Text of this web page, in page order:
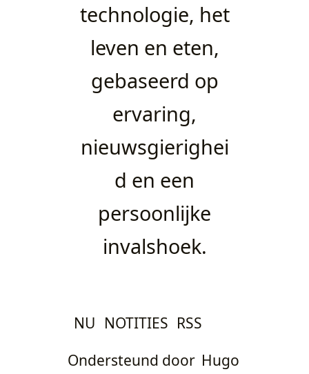
technologie, het
leven en eten,
gebaseerd op
ervaring,
nieuwsgierighei
d en een
persoonlijke
invalshoek.
NU NOTITIES RSS
Ondersteund door Hugo